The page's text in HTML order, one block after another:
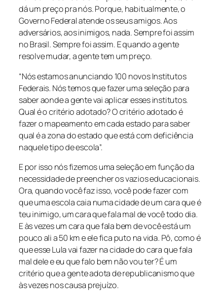
dá um preço pra nós. Porque, habitualmente, o
Governo Federal atende os seus amigos. Aos
adversários, aos inimigos, nada. Sempre foi assim
no Brasil. Sempre foi assim. E quando a gente
resolve mudar, a gente tem um preço.
“Nós estamos anunciando 100 novos Institutos
Federais. Nós temos que fazer uma seleção para
saber aonde a gente vai aplicar esses institutos.
Qual é o critério adotado? O critério adotado é
fazer o mapeamento em cada estado para saber
qual é a zona do estado que está com deficiência
naquele tipo de escola”.
E por isso nós fizemos uma seleção em função da
necessidade de preencher os vazios educacionais.
Ora, quando você faz isso, você pode fazer com
que uma escola caia numa cidade de um cara que é
teu inimigo, um cara que fala mal de você todo dia.
E às vezes um cara que fala bem de você está um
pouco ali a 50 km e ele fica puto na vida. Pô, como é
que esse Lula vai fazer na cidade do cara que fala
mal dele e eu que falo bem não vou ter? É um
critério que a gente adota de republicanismo que
às vezes nos causa prejuízo.